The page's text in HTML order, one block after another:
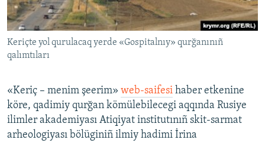
Keriçte yol qurulacaq yerde «Gospitalnıy» qurğanınıñ
qalımtıları
«Keriç – menim şeerim» web-saifesi haber etkenine
köre, qadimiy qurğan kömülebilecegi aqqında Rusiye
ilimler akademiyası Atiqiyat institutınıñ skit-sarmat
arheologiyası bölüginiñ ilmiy hadimi İrina